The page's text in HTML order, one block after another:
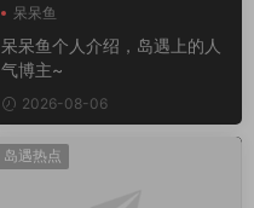
呆呆鱼
呆呆鱼个人介绍，岛遇上的人
气博主~
2026-08-06
岛遇热点